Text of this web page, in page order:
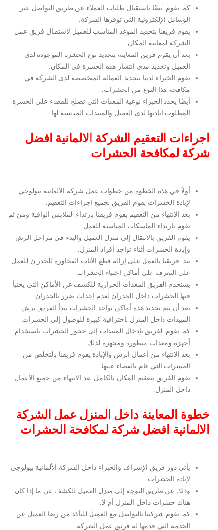
كما تقوم أيضًا باستقبال طلبات العملاء عن طريق التواصل عبر
الوسائل الإلكترونية التي توفرها الشركة.
يقوم فريقنا بتحديد الموعد المناسب للعميل لاستقبال فريق عمل
الشركة لمعاينة المكان.
بعد أن يقوم فريق المعاينة بتحديد نوع الحشرة الموجودة لدى
العميل وتحديد مدى انتشار هذه الحشرة في المكان.
يقوم الخبراء لدينا بتحديد العمالة المتخصصة لدى الشركة في
مكافحة هذا النوع من الحشرات.
أيضًا يحدد الخبراء نوعية المعدات التي تصلح للقضاء على الحشرة
المطلوب ابادتها لدى العميل والمبيدات المناسبة لها.
اجراءات التعقيم الشركة الالمانية افضل
شركة لمكافحة الحشرات
أولاً في هذه الخطوة من خطوات عمل شركة الألمانية بيولوجي
لإبادة الحشرات يقوم الفريق بجميع اجراءات التعقيم.
بعد الانتهاء من التعقيم يقوم فريقنا بارتداء الملابس الواقية ومن ثم
تقوم بارتداء الماسكات المناسبة للعمل.
يقوم الفريق بالانتقال إلى منزل العميل والبدء في مراحل الرش
وإبادة الحشرات أثناء تواجد أفراد المنزل.
يبدأ فريقنا بالعمل على إزالة قطع الأثاث المجاورة للجدران للعمل
على التعرف على أماكن اختباء الحشرات.
يستخدم الفريق المعدات الحرارية للكشف عن الأماكن التي يختبأ
فيها الحشرات داخل الجدران لعدم إحداث ضرر بالجدران.
بعد أن يتم تحديد هذه أماكن تواجد الحشرات يبدأ الفريق برش
المبيدات داخل المنزل باحترافية كبيرة للوصول إلى الحشرات.
كما يقوم الفريق بإدخال المبيدات إلى جحور الحشرات باستخدام
أجهزة ومعدات متطورة ومجهزة لذلك.
بعد الانتهاء من أعمال الرش والإبادة يقوم فريقنا بالتخلص من
الحشرات التي قام بالقضاء عليها.
يقوم الفريق بتعقيم المكان بالكامل بعد الانتهاء من جميع الأعمال
داخل المنزل.
خطوة المعاينة داخل المنزل عمل الشركة
الالمانية افضل شركة لمكافحة الحشرات
يأتي دور فريق الإشراف والخبراء داخل الشركة الألمانية بيولوجي
لإبادة الحشرات.
وذلك عن طريق التوجه إلى منزل العميل للكشف عن ما إذا كان
هناك حشرات داخل المنزل أم لا.
كما تقوم شركتنا بالتواصل مع العميل للتأكد من رضا العميل عن
الخدمة التي قدمها له فريق عمل الشركة.